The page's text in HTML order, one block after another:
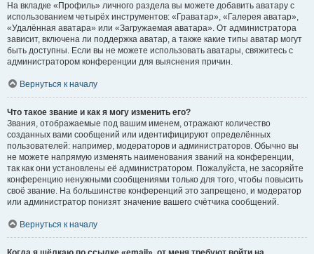
На вкладке «Профиль» личного раздела вы можете добавить аватару с
использованием четырёх инструментов: «Граватар», «Галерея аватар»,
«Удалённая аватара» или «Загружаемая аватара». От администратора
зависит, включена ли поддержка аватар, а также какие типы аватар могут
быть доступны. Если вы не можете использовать аватары, свяжитесь с
администратором конференции для выяснения причин.
Вернуться к началу
Что такое звание и как я могу изменить его?
Звания, отображаемые под вашим именем, отражают количество
созданных вами сообщений или идентифицируют определённых
пользователей: например, модераторов и администраторов. Обычно вы
не можете напрямую изменять наименования званий на конференции,
так как они установлены её администратором. Пожалуйста, не засоряйте
конференцию ненужными сообщениями только для того, чтобы повысить
своё звание. На большинстве конференций это запрещено, и модератор
или администратор понизят значение вашего счётчика сообщений.
Вернуться к началу